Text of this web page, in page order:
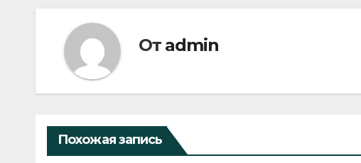
От admin
Похожая запись